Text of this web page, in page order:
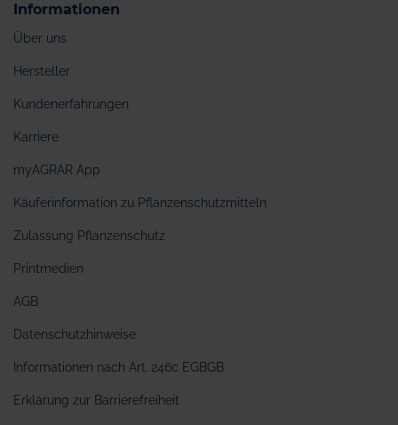
Informationen
Über uns
Hersteller
Kundenerfahrungen
Karriere
myAGRAR App
Käuferinformation zu Pflanzenschutzmitteln
Zulassung Pflanzenschutz
Printmedien
AGB
Datenschutzhinweise
Informationen nach Art. 246c EGBGB
Erklärung zur Barrierefreiheit